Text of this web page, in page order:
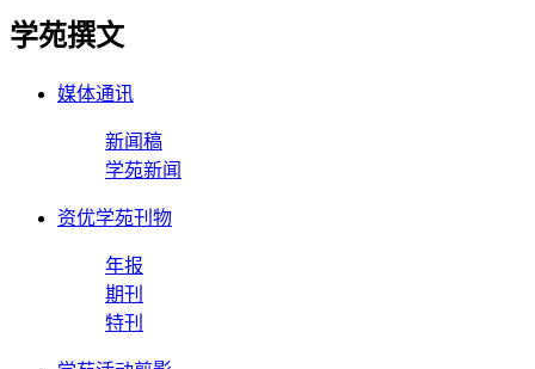
学苑撰文
媒体通讯
新闻稿
学苑新闻
资优学苑刊物
年报
期刊
特刊